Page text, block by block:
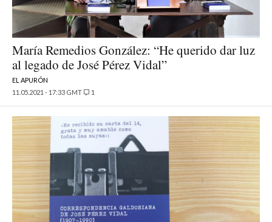
María Remedios González: “He querido dar luz
al legado de José Pérez Vidal”
EL APURÓN
11.05.2021 - 17:33 GMT
1